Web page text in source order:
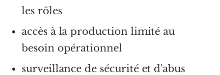
les rôles
accès à la production limité au
besoin opérationnel
surveillance de sécurité et d'abus